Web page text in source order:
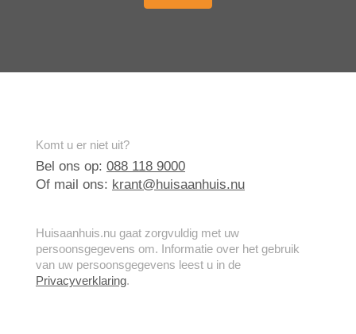
Komt u er niet uit?
Bel ons op: 088 118 9000
Of mail ons: krant@huisaanhuis.nu
Huisaanhuis.nu gaat zorgvuldig met uw
persoonsgegevens om. Informatie over het gebruik
van uw persoonsgegevens leest u in de
Privacyverklaring.